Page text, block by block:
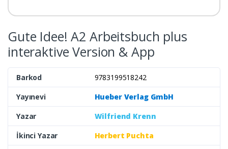
Gute Idee! A2 Arbeitsbuch plus
interaktive Version & App
Barkod
9783199518242
Yayınevi
Hueber Verlag GmbH
Yazar
Wilfriend Krenn
İkinci Yazar
Herbert Puchta